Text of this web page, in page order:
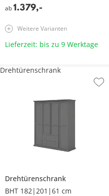
ab 1.379,-
Weitere Varianten
Lieferzeit: bis zu 9 Werktage
Drehtürenschrank
BHT 182|201|61 cm
Drehtürenschrank